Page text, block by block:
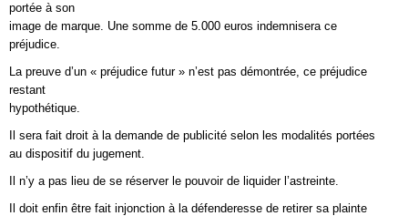
portée à son
image de marque. Une somme de 5.000 euros indemnisera ce
préjudice.
La preuve d’un « préjudice futur » n’est pas démontrée, ce préjudice
restant
hypothétique.
Il sera fait droit à la demande de publicité selon les modalités portées
au dispositif du jugement.
Il n’y a pas lieu de se réserver le pouvoir de liquider l’astreinte.
Il doit enfin être fait injonction à la défenderesse de retirer sa plainte